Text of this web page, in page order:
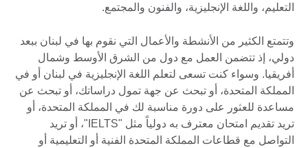
التعليم، واللغة الإنجليزية، والفنون والمجتمع.
وتتمتع الكثير من الأنشطة والأعمال التي نقوم بها في لبنان ببعد
دولي، إذ تتضمن العمل مع دول من الشرق الأوسط وشمال
أفريقيا. وسواء كنت تسعى لتعلم اللغة الإنجليزية في لبنان أو في
المملكة المتحدة، أو تبحث عن جهة تمول دراساتك، أو تبحث عن
مساعدة للعثور على دورة مناسبة لك في المملكة المتحدة، أو
تريد تقديم امتحان معترف به دولياً مثل "IELTS"، أو تريد
التواصل مع قطاعات المملكة المتحدة الفنية أو التعليمية أو